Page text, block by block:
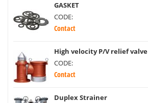
GASKET
CODE:
Contact
High velocity P/V relief valve
CODE:
Contact
Duplex Strainer